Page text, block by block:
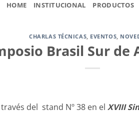
HOME INSTITUCIONAL PRODUCTOS
CHARLAS TÉCNICAS, EVENTOS,
Brasil Sur de
del stand Nº 38 en el XVIII